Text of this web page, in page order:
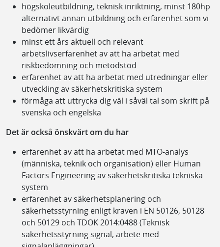
högskoleutbildning, teknisk inriktning, minst 180hp
alternativt annan utbildning och erfarenhet som vi
bedömer likvärdig
minst ett års aktuell och relevant
arbetslivserfarenhet av att ha arbetat med
riskbedömning och metodstöd
erfarenhet av att ha arbetat med utredningar eller
utveckling av säkerhetskritiska system
förmåga att uttrycka dig väl i såväl tal som skrift på
svenska och engelska
Det är också önskvärt om du har
erfarenhet av att ha arbetat med MTO-analys
(människa, teknik och organisation) eller Human
Factors Engineering av säkerhetskritiska tekniska
system
erfarenhet av säkerhetsplanering och
säkerhetsstyrning enligt kraven i EN 50126, 50128
och 50129 och TDOK 2014:0488 (Teknisk
säkerhetsstyrning signal, arbete med